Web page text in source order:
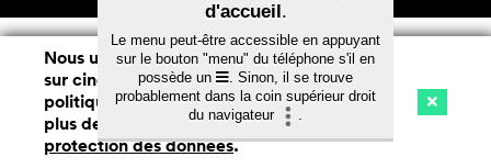
Cinéma Streaming Watchlist (
Nous utilisons des cookies. En naviguant
sur cinefile.ch, vous acceptez notre
politique d'utilisation des cookies. Pour
plus de détails, voir notredéclaration de
protection des données.
d'accueil.
Le menu peut-être accessible en appuyant
sur le bouton "menu" du téléphone s'il en
possède un
. Sinon, il se trouve
probablement dans la coin supérieur droit
du navigateur
.